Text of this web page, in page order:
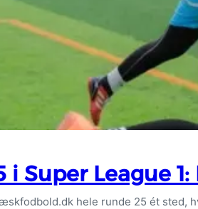
i Super League
hele runde 25 ét